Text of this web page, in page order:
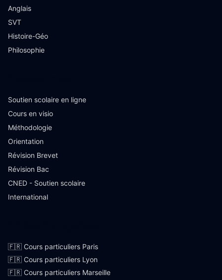
Anglais
SVT
Histoire-Géo
Philosophie
Soutien scolaire en ligne
Cours en visio
Méthodologie
Orientation
Révision Brevet
Révision Bac
CNED - Soutien scolaire
International
🇫🇷 Cours particuliers Paris
🇫🇷 Cours particuliers Lyon
🇫🇷 Cours particuliers Marseille